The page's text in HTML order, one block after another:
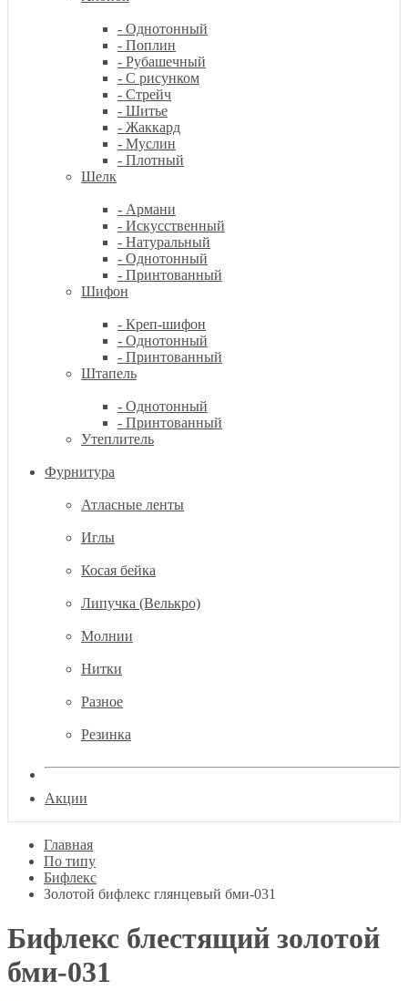
- Однотонный
- Поплин
- Рубашечный
- С рисунком
- Стрейч
- Шитье
- Жаккард
- Муслин
- Плотный
Шелк
- Армани
- Искусственный
- Натуральный
- Однотонный
- Принтованный
Шифон
- Креп-шифон
- Однотонный
- Принтованный
Штапель
- Однотонный
- Принтованный
Утеплитель
Фурнитура
Атласные ленты
Иглы
Косая бейка
Липучка (Велькро)
Молнии
Нитки
Разное
Резинка
Акции
Главная
По типу
Бифлекс
Золотой бифлекс глянцевый бми-031
Бифлекс блестящий золотой
бми-031